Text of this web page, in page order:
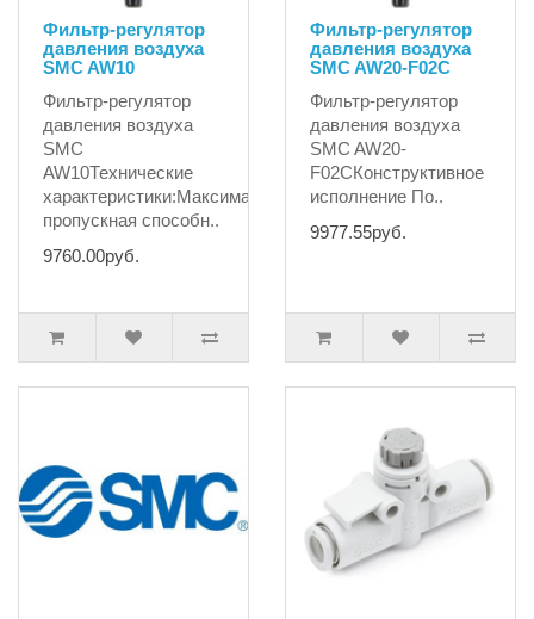
Фильтр-регулятор
давления воздуха
SMC AW10
Фильтр-регулятор
давления воздуха
SMC
AW10Технические
характеристики:Максимальная
пропускная способн..
9760.00руб.
Фильтр-регулятор
давления воздуха
SMC AW20-F02С
Фильтр-регулятор
давления воздуха
SMC AW20-
F02СКонструктивное
исполнение По..
9977.55руб.